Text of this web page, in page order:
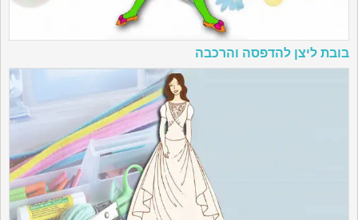
בובת ליצן להדפסה והרכבה